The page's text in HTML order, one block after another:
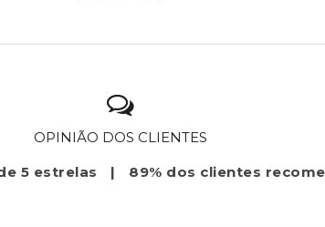
OPINIÃO DOS CLIENTES
5 estrelas
| 89% dos clientes